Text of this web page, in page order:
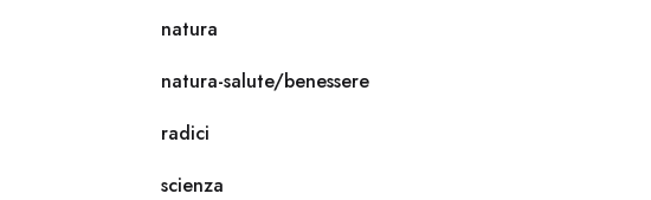
natura
natura-salute/benessere
radici
scienza